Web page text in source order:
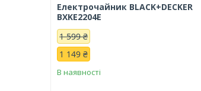
Електрочайник BLACK+DECKER
BXKE2204E
1 599 ₴
1 149 ₴
В наявності